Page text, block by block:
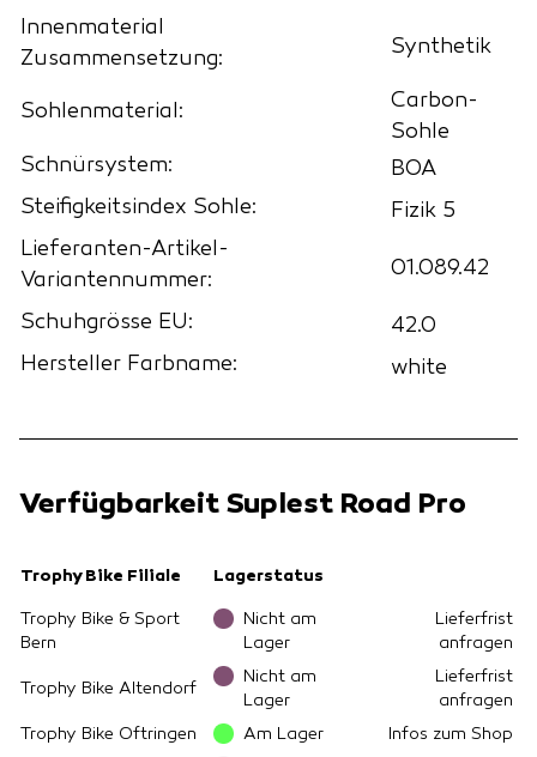
Innenmaterial
Zusammensetzung:
Synthetik
Sohlenmaterial:
Carbon-
Sohle
Schnürsystem:
BOA
Steifigkeitsindex Sohle:
Fizik 5
Lieferanten-Artikel-
Variantennummer:
01.089.42
Schuhgrösse EU:
42.0
Hersteller Farbname:
white
Verfügbarkeit Suplest Road Pro
Trophy Bike Filiale Lagerstatus
Trophy Bike & Sport
Bern
Nicht am
Lager
Lieferfrist
anfragen
Trophy Bike Altendorf
Nicht am
Lager
Lieferfrist
anfragen
Trophy Bike Oftringen
Am Lager Infos zum Shop